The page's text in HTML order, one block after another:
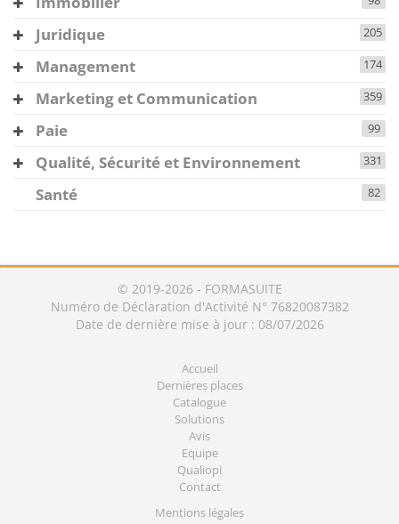
Juridique 205
Management 174
Marketing et Communication 359
Paie 99
Qualité, Sécurité et Environnement 331
Santé 82
© 2019-2026 - FORMASUITE
Numéro de Déclaration d'Activité N° 76820087382
Date de dernière mise à jour : 08/07/2026
Accueil
Dernières places
Catalogue
Solutions
Avis
Equipe
Qualiopi
Contact
Mentions légales